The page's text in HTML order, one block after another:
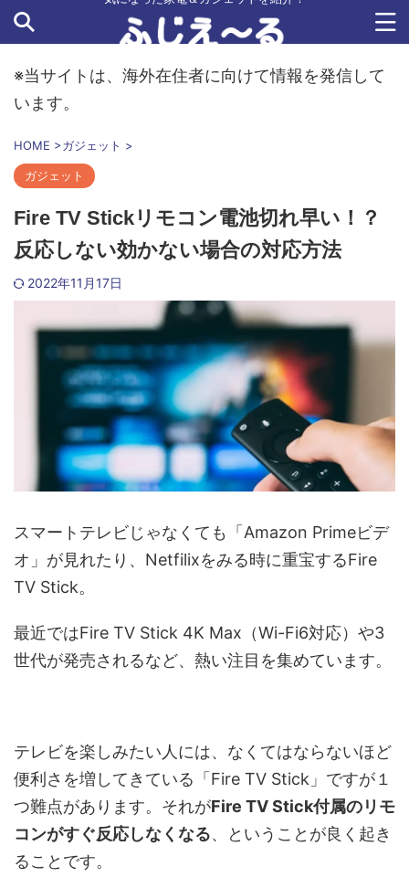
※当サイトは、海外在住者に向けて情報を発信して
います。
HOME >ガジェット >
ガジェット
Fire TV Stickリモコン電池切れ早い！？
反応しない効かない場合の対応方法
2022年11月17日
スマートテレビじゃなくても「Amazon Primeビデ
オ」が見れたり、Netfilixをみる時に重宝するFire
TV Stick。
最近ではFire TV Stick 4K Max（Wi-Fi6対応）や3
世代が発売されるなど、熱い注目を集めています。
テレビを楽しみたい人には、なくてはならないほど
便利さを増してきている「Fire TV Stick」ですが１
つ難点があります。それがFire TV Stick付属のリモ
コンがすぐ反応しなくなる、ということが良く起き
ることです。